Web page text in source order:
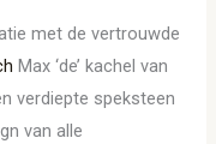
met de vertrouwde
Max ‘de’ kachel van
verdiepte speksteen
van alle